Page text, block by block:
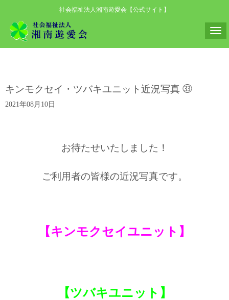
社会福祉法人湘南遊愛会【公式サイト】
N
a
キンモクセイ・ツバキユニット近況写真 ㉝
2021年08月10日
お待たせいたしました！
ご利用者の皆様の近況写真です。
【キンモクセイユニット】
【ツバキユニット】